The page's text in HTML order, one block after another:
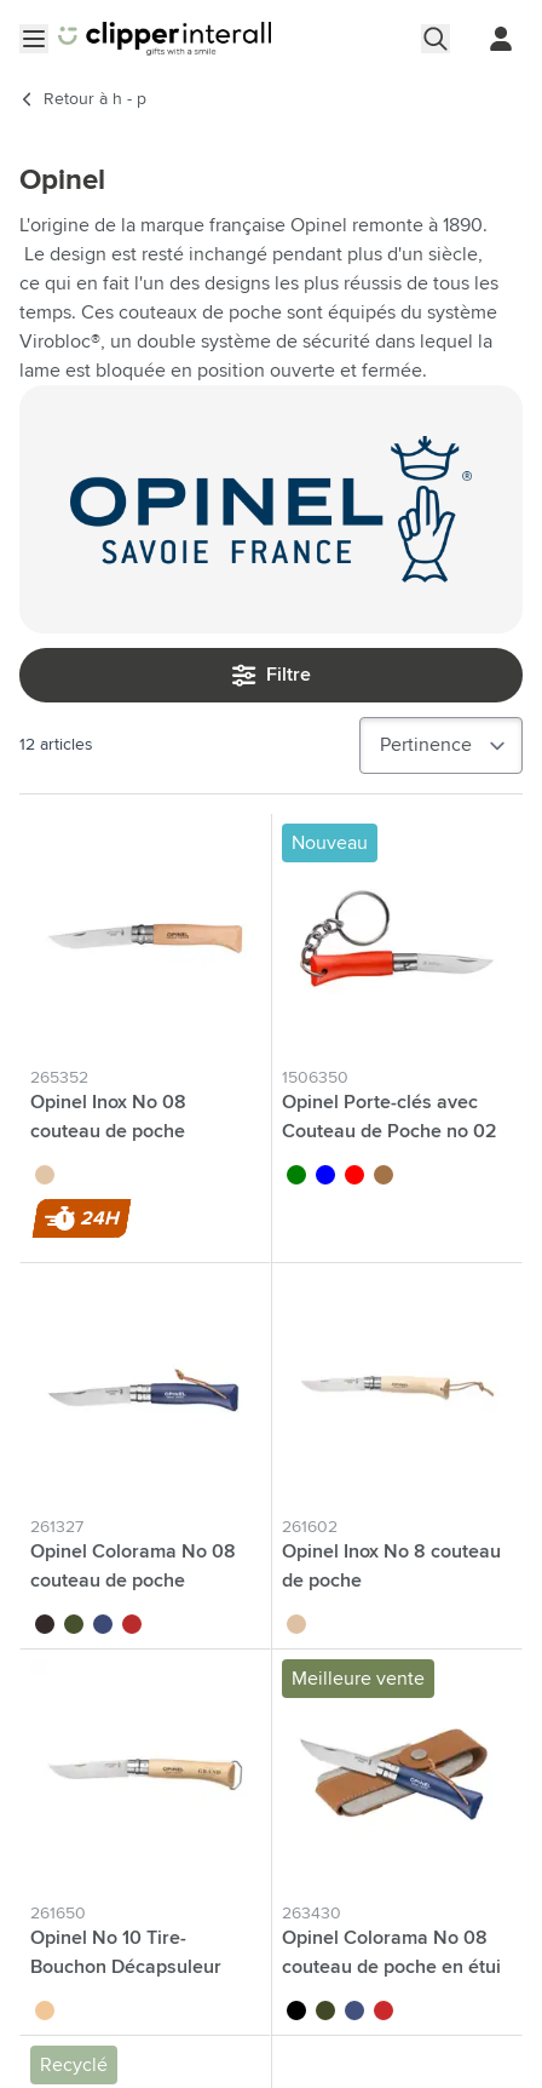
Retour à h - p
Opinel
L'origine de la marque française Opinel remonte à 1890.
Le design est resté inchangé pendant plus d'un siècle,
ce qui en fait l'un des designs les plus réussis de tous les
temps. Ces couteaux de poche sont équipés du système
Virobloc®, un double système de sécurité dans lequel la
lame est bloquée en position ouverte et fermée.
Filtre
12 articles
265352
Opinel Inox No 08
couteau de poche
brun bois
24H
Nouveau
1506350
Opinel Porte-clés avec
Couteau de Poche no 02
vert bleu rougebrun bois
261327
Opinel Colorama No 08
couteau de poche
noir vert bleu rouge
261602
Opinel Inox No 8 couteau
de poche
brun
261650
Opinel No 10 Tire-
Bouchon Décapsuleur
brun
Meilleure vente
263430
Opinel Colorama No 08
couteau de poche en étui
noir vert bleu rouge
Recyclé